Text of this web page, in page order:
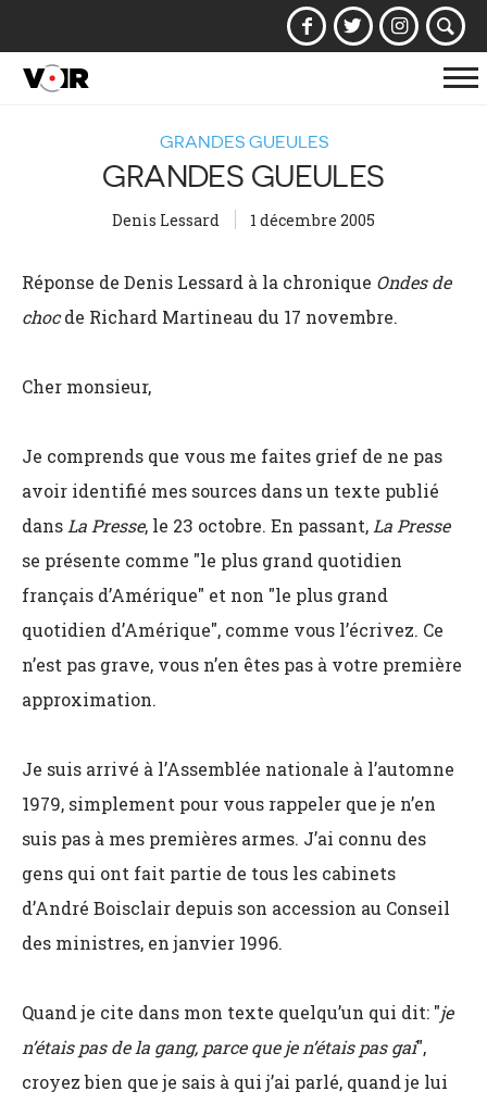
GRANDES GUEULES
GRANDES GUEULES
Denis Lessard 1 décembre 2005
Réponse de Denis Lessard à la chronique Ondes de
chocde Richard Martineau du 17 novembre.
Cher monsieur,
Je comprends que vous me faites grief de ne pas
avoir identifié mes sources dans un texte publié
dans La Presse, le 23 octobre. En passant, La Presse
se présente comme "le plus grand quotidien
français d’Amérique" et non "le plus grand
quotidien d’Amérique", comme vous l’écrivez. Ce
n’est pas grave, vous n’en êtes pas à votre première
approximation.
Je suis arrivé à l’Assemblée nationale à l’automne
1979, simplement pour vous rappeler que je n’en
suis pas à mes premières armes. J’ai connu des
gens qui ont fait partie de tous les cabinets
d’André Boisclair depuis son accession au Conseil
des ministres, en janvier 1996.
Quand je cite dans mon texte quelqu’un qui dit: "je
n’étais pas de la gang, parce que je n’étais pas gai",
croyez bien que je sais à qui j’ai parlé, quand je lui